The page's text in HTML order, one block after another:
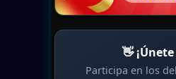
👋
Participa en los